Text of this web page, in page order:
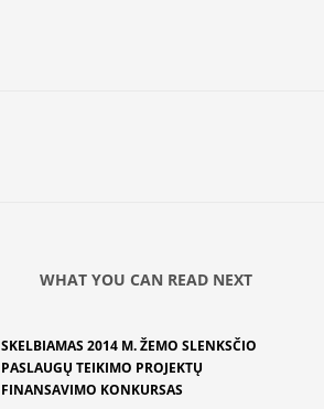
WHAT YOU CAN READ NEXT
SKELBIAMAS 2014 M. ŽEMO SLENKSČIO
PASLAUGŲ TEIKIMO PROJEKTŲ
FINANSAVIMO KONKURSAS